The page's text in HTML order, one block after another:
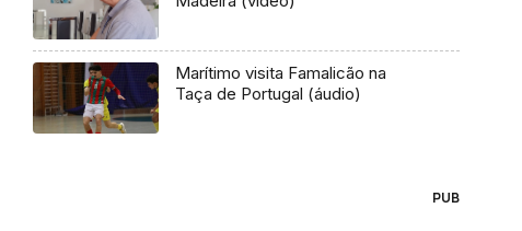
Marítimo visita Famalicão na
Taça de Portugal (áudio)
PUB